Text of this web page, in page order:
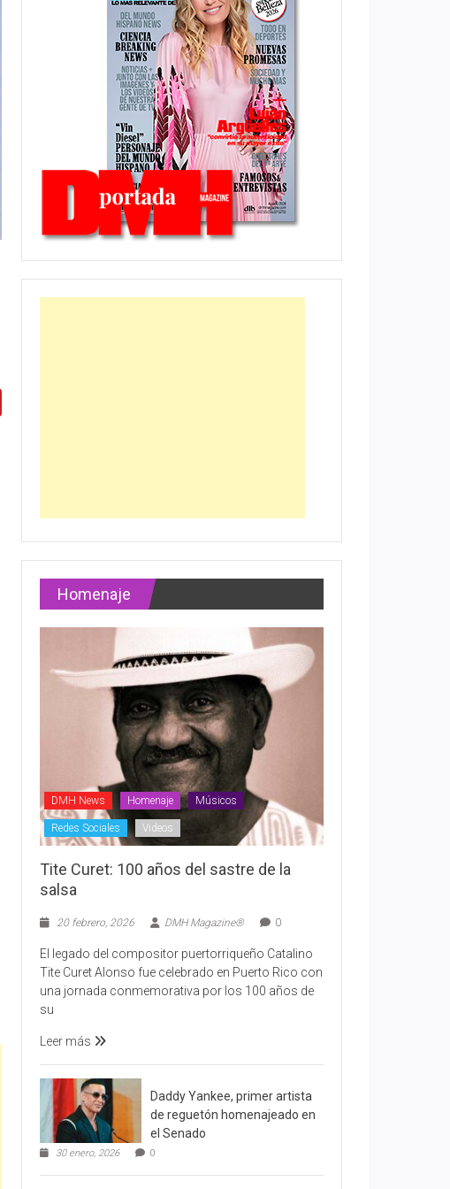
Homenaje
DMH News Homenaje Músicos
Redes Sociales Videos
Tite Curet: 100 años del sastre de la
salsa
20 febrero, 2026 DMH Magazine® 0
El legado del compositor puertorriqueño Catalino
Tite Curet Alonso fue celebrado en Puerto Rico con
una jornada conmemorativa por los 100 años de
su
Leer más
Daddy Yankee, primer artista
de reguetón homenajeado en
el Senado
30 enero, 2026 0